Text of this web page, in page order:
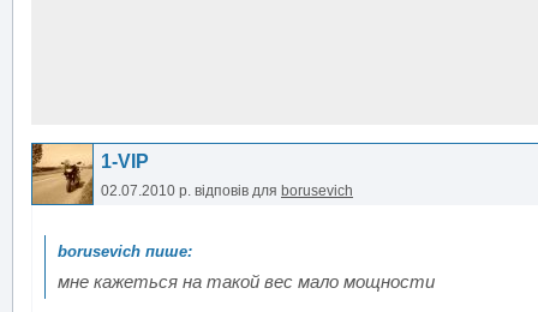
1-VIP
02.07.2010 р. відповів для borusevich
мне кажеться на такой вес мало мощности